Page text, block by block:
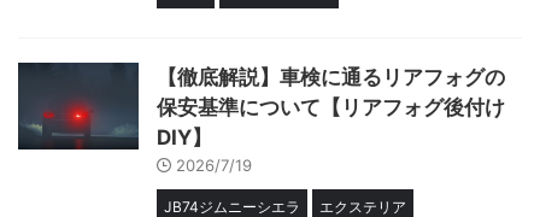
【徹底解説】車検に通るリアフォグの
保安基準について【リアフォグ後付け
DIY】
2026/7/19
JB74ジムニーシエラ エクステリア